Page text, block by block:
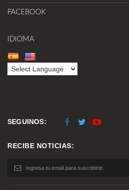
FACEBOOK
IDIOMA
SEGUINOS:
RECIBE NOTICIAS: